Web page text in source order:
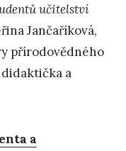
učitelství
Jančaříková,
přírodovědného
didaktička a
a